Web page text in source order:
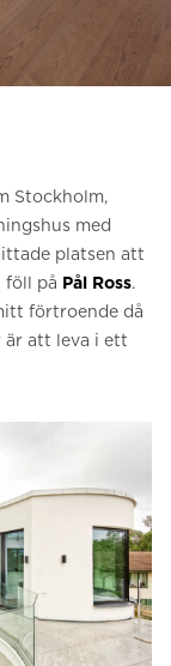
SV
Stockholm,
med
platsen att
föll på Pål Ross.
förtroende då
är att leva i ett